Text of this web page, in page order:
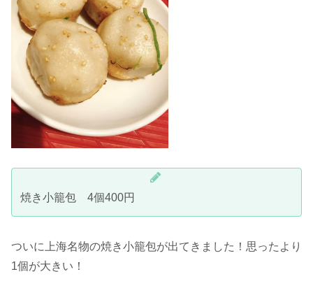
焼き小籠包 4個400円
ついに上海名物の焼き小籠包が出てきました！思ったより
1個が大きい！